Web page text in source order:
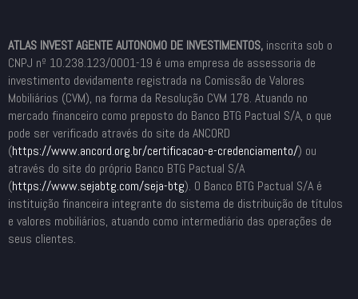
ATLAS INVEST AGENTE AUTONOMO DE INVESTIMENTOS, inscrita sob o
CNPJ nº 10.238.123/0001-19 é uma empresa de assessoria de
investimento devidamente registrada na Comissão de Valores
Mobiliários (CVM), na forma da Resolução CVM 178. Atuando no
mercado financeiro como preposto do Banco BTG Pactual S/A, o que
pode ser verificado através do site da ANCORD
(https://www.ancord.org.br/certificacao-e-credenciamento/) ou
através do site do próprio Banco BTG Pactual S/A
(https://www.sejabtg.com/seja-btg). O Banco BTG Pactual S/A é
instituição financeira integrante do sistema de distribuição de títulos
e valores mobiliários, atuando como intermediário das operações de
seus clientes.